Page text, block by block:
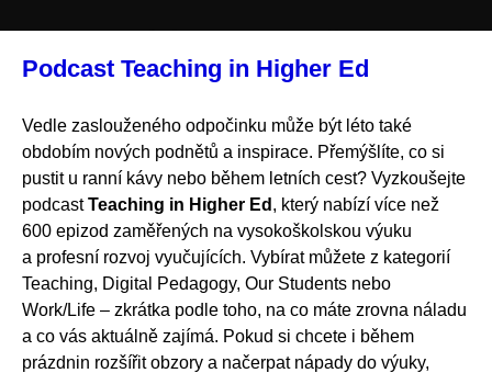
Podcast Teaching in Higher Ed
Vedle zaslouženého odpočinku může být léto také
obdobím nových podnětů a inspirace. Přemýšlíte, co si
pustit u ranní kávy nebo během letních cest? Vyzkoušejte
podcastTeaching in Higher Ed , který nabízí více než
600 epizod zaměřených na vysokoškolskou výuku
a profesní rozvoj vyučujících. Vybírat můžete z kategorií
Teaching, Digital Pedagogy, Our Students nebo
Work/Life – zkrátka podle toho, na co máte zrovna náladu
a co vás aktuálně zajímá. Pokud si chcete i během
prázdnin rozšířit obzory a načerpat nápady do výuky,